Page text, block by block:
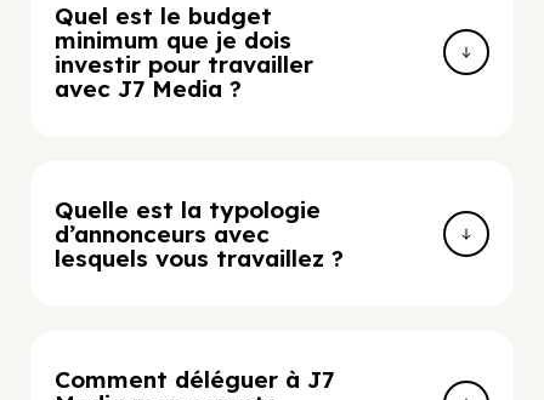
Quel est le budget
minimum que je dois
investir pour travailler
avec J7 Media ?
Quelle est la typologie
d’annonceurs avec
lesquels vous travaillez ?
Comment déléguer à J7